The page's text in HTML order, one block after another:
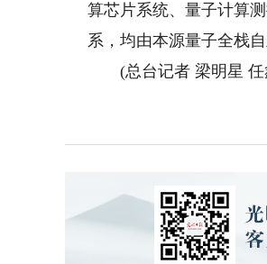
算芯片系统、量子计算
系，均由本源量子全栈自
(总台记者 梁明星 任